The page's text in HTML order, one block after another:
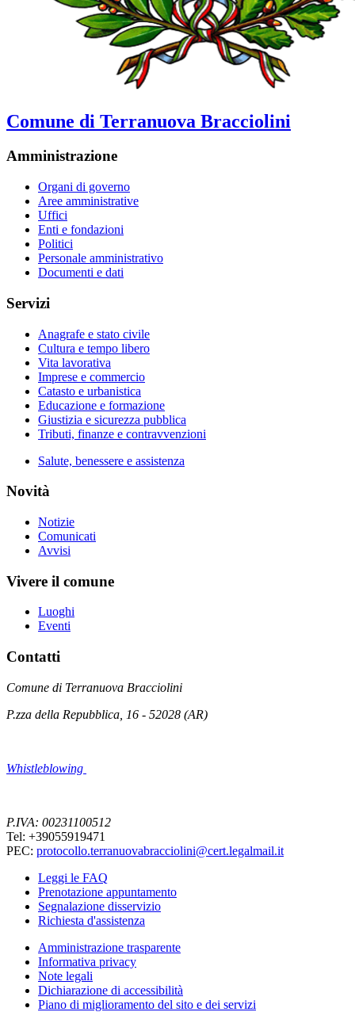
Comune di Terranuova Bracciolini
Amministrazione
Organi di governo
Aree amministrative
Uffici
Enti e fondazioni
Politici
Personale amministrativo
Documenti e dati
Servizi
Anagrafe e stato civile
Cultura e tempo libero
Vita lavorativa
Imprese e commercio
Catasto e urbanistica
Educazione e formazione
Giustizia e sicurezza pubblica
Tributi, finanze e contravvenzioni
Salute, benessere e assistenza
Novità
Notizie
Comunicati
Avvisi
Vivere il comune
Luoghi
Eventi
Contatti
Comune di Terranuova Bracciolini
P.zza della Repubblica, 16 - 52028 (AR)
Whistleblowing
P.IVA: 00231100512
Tel: +39055919471
PEC: protocollo.terranuovabracciolini@cert.legalmail.it
Leggi le FAQ
Prenotazione appuntamento
Segnalazione disservizio
Richiesta d'assistenza
Amministrazione trasparente
Informativa privacy
Note legali
Dichiarazione di accessibilità
Piano di miglioramento del sito e dei servizi